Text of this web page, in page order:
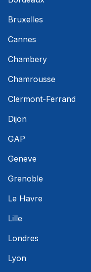
Bruxelles
Cannes
Chambery
Chamrousse
Clermont-Ferrand
Dijon
GAP
Geneve
Grenoble
Le Havre
Lille
Londres
Lyon